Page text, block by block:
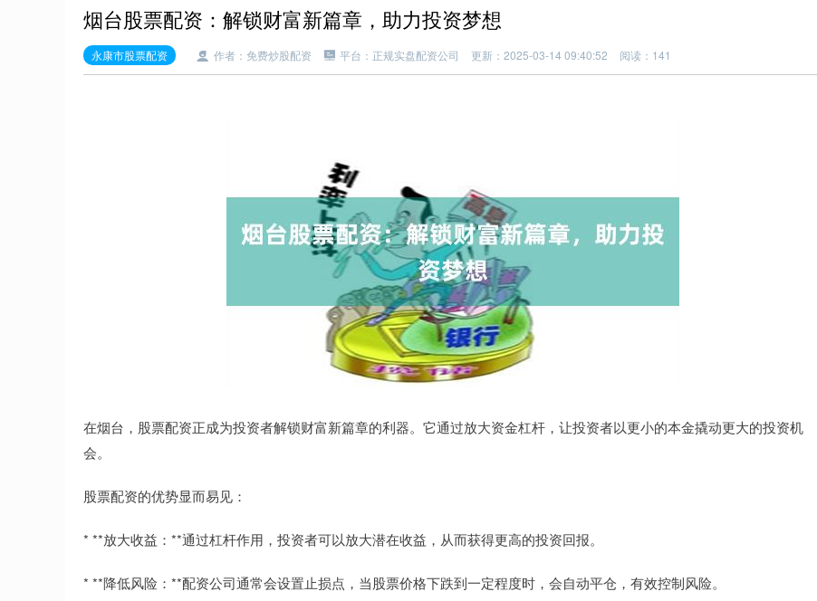
烟台股票配资：解锁财富新篇章，助力投资梦想
永康市股票配资 作者：免费炒股配资 平台：正规实盘配资公司 更新：2025-03-14 09:40:52 阅读：141
在烟台，股票配资正成为投资者解锁财富新篇章的利器。它通过放大资金杠杆，让投资者以更小的本金撬动更大的投资机
会。
股票配资的优势显而易见：
* **放大收益：**通过杠杆作用，投资者可以放大潜在收益，从而获得更高的投资回报。
* **降低风险：**配资公司通常会设置止损点，当股票价格下跌到一定程度时，会自动平仓，有效控制风险。